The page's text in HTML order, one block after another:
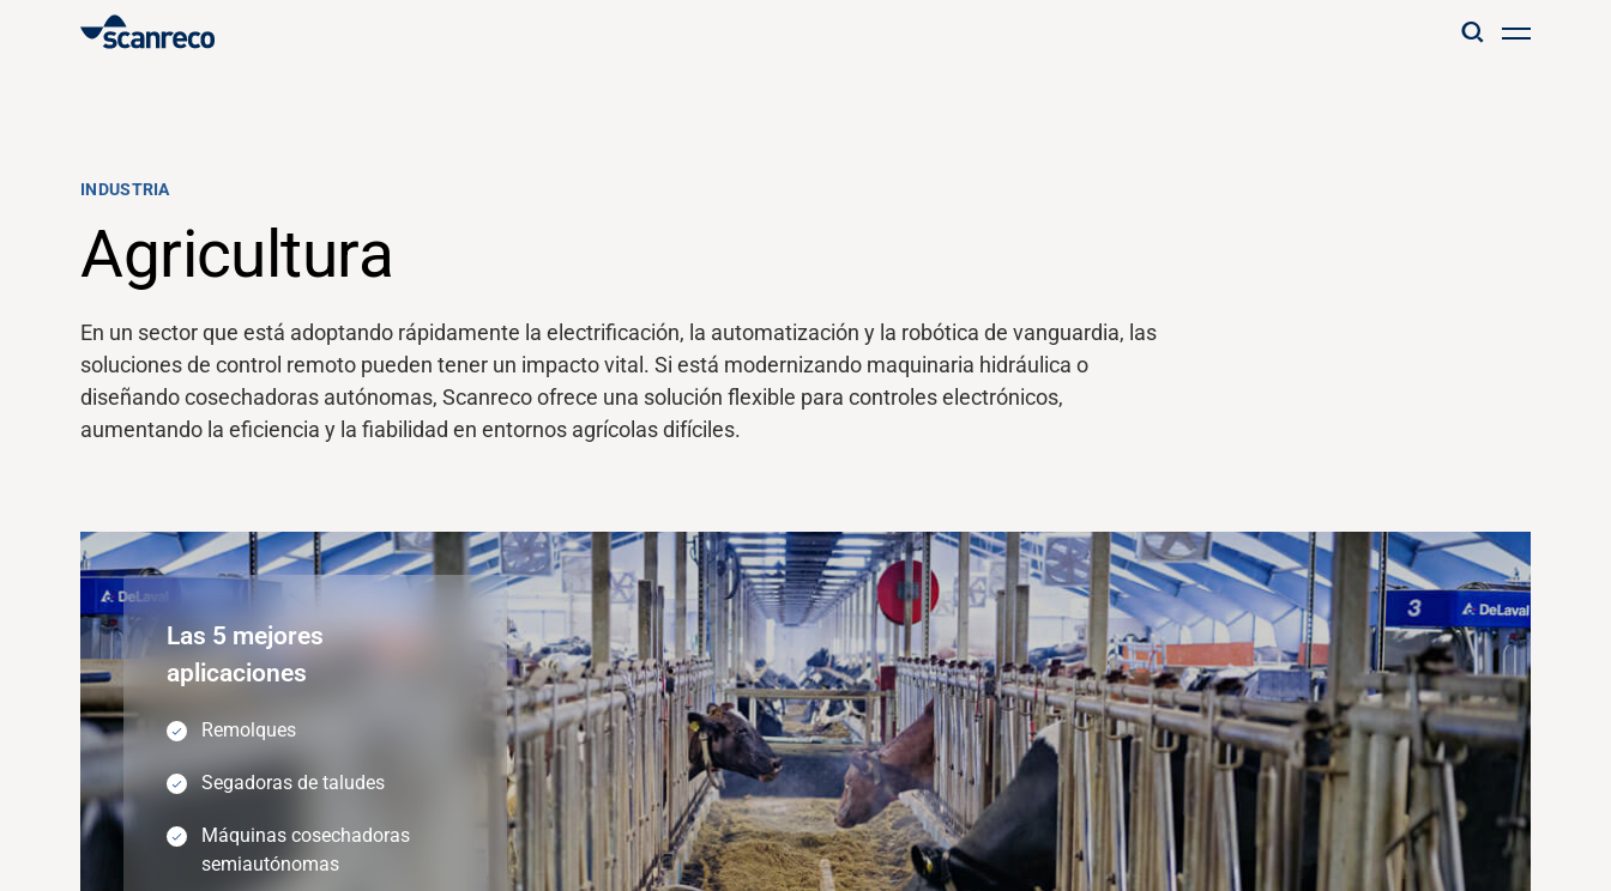
Personalización
Productividad y seguridad del operador
Industrias
Centro de conocimiento
INDUSTRIA
Agricultura
En un sector que está adoptando rápidamente la electrificación, la automatización y la robóticade vanguardia, las
soluciones de control remoto pueden tener un impacto vital. Siestá modernizando maquinaria hidráulica o
diseñando cosechadoras autónomas,Scanrecoofrece una solución flexible para controles electrónicos,
aumentando la eficiencia y la fiabilidad en entornos agrícolas difíciles.
Las 5 mejores
aplicaciones
Remolques
Segadoras de taludes
Máquinas cosechadoras
semiautónomas